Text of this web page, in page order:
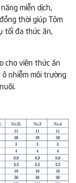
miễn dịch,
thời giúp Tôm
tối đa thức ăn,
cho viên thức ăn
nhiễm môi trường